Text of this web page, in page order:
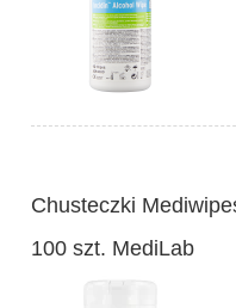
Chusteczki
100 szt. MediLab